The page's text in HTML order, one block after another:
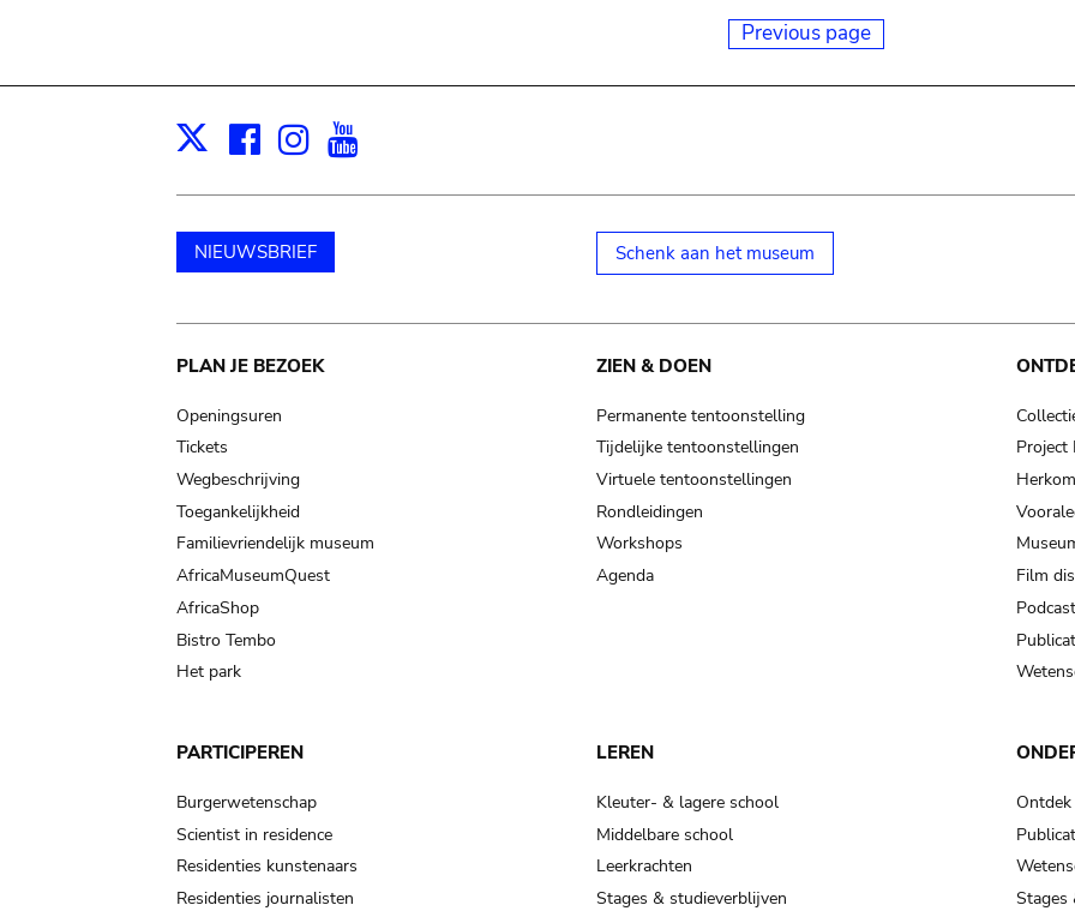
Previous page
X Facebook
Instagram
NIEUWSBRIEF Schenk aan het museum
Main
navigation
PLAN JE BEZOEK
Openingsuren
Tickets
Wegbeschrijving
Toegankelijkheid
Familievriendelijk museum
AfricaMuseumQuest
AfricaShop
Bistro Tembo
Het park
ZIEN & DOEN
Permanente tentoonstelling
Tijdelijke tentoonstellingen
Virtuele tentoonstellingen
Rondleidingen
Workshops
Agenda
Project
Film
PARTICIPEREN
Burgerwetenschap
Scientist in residence
Residenties kunstenaars
Residenties journalisten
LEREN
Kleuter- & lagere school
Middelbare school
Leerkrachten
Stages & studieverblijven
Stages